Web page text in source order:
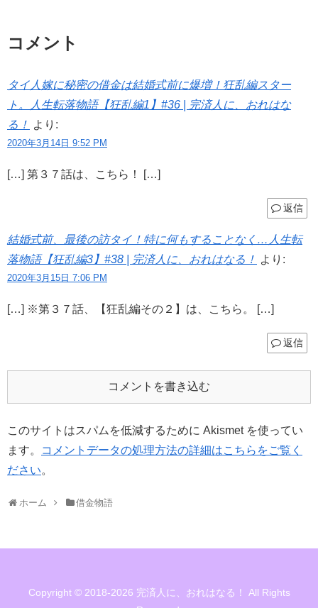
コメント
タイ人嫁に秘密の借金は結婚式前に爆増！狂乱編スター
ト。人生転落物語【狂乱編1】#36 | 完済人に、おれはな
る！ より:
2020年3月14日 9:52 PM
[…] 第３７話は、こちら！ […]
返信
結婚式前、最後の訪タイ！特に何もすることなく…人生転
落物語【狂乱編3】#38 | 完済人に、おれはなる！ より:
2020年3月15日 7:06 PM
[…] ※第３７話、【狂乱編その２】は、こちら。 […]
返信
コメントを書き込む
このサイトはスパムを低減するために Akismet を使ってい
ます。
コメントデータの処理方法の詳細はこちらをご覧く
ださい。
ホーム 借金物語
Copyright © 2018-2026 完済人に、おれはなる！ All Rights